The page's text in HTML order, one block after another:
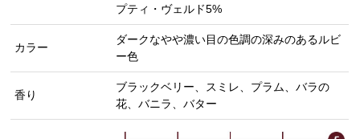
プティ・ヴェルド5%
カラー
ダークなやや濃い目の色調の深みのあるルビ
ー色
香り
ブラックベリー、スミレ、プラム、バラの
花、バニラ、バター